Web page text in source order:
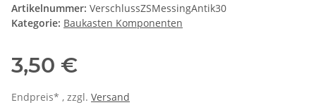
Artikelnummer: VerschlussZSMessingAntik30
Kategorie: Baukasten Komponenten
3,50 €
Endpreis* , zzgl. Versand